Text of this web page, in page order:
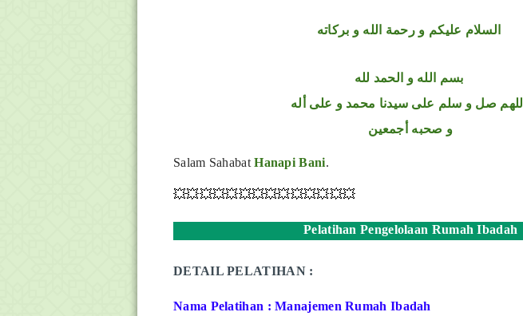
السلام عليكم و رحمة الله و بركاته
بسم الله و الحمد لله
اللهم صل و سلم على سيدنا محمد و على أله
و صحبه أجمعين
Salam SahabatHanapi Bani.
💥💥💥💥💥💥💥💥💥💥💥💥💥💥
Pelatihan Pengelolaan Rumah Ibadah
DETAIL PELATIHAN :
Nama Pelatihan : Manajemen Rumah Ibadah